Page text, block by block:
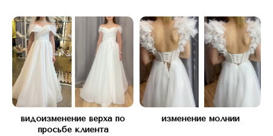
видоизменение верха по
просьбе клиента
изменение молнии
КОНТАКТЫ
Свяжитесь с нами любым
удобным способом